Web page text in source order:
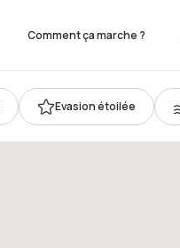
Comment ça marche ?
Evasion étoilée